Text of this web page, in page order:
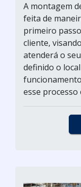
A montagem
feita de
primeiro
cliente,
atenderá o
definido o
esse processo